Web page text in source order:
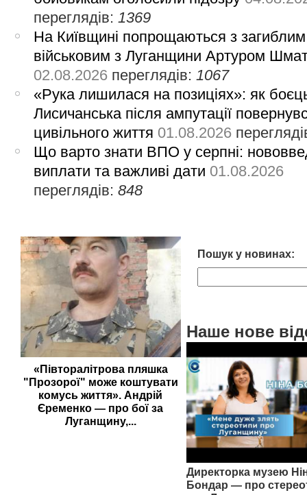
переглядів:1369
На Київщині попрощаються з загиблим
військовим з Луганщини Артуром
02.08.2026 переглядів:1067
«Рука лишилася на позиціях»: як
Лисичанська після ампутації
цивільного життя 01.08.2026
Що варто знати ВПО у серпні:
виплати та важливі дати 01.08.2026
переглядів:848
«Півторалітрова пляшка
"Прозорої" може коштувати
комусь життя». Андрій
Єременко — про бої за
Луганщину,...
Пошук у новинах:
Наше нове
Директорка музею
Бондар — про